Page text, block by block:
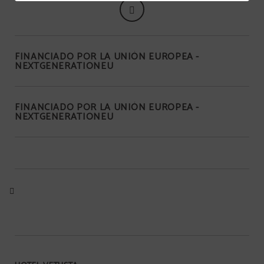
FINANCIADO POR LA UNIÓN EUROPEA -
NEXTGENERATIONEU
FINANCIADO POR LA UNIÓN EUROPEA -
NEXTGENERATIONEU